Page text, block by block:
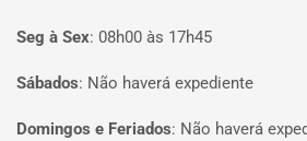
Seg à Sex: 08h00 às 17h45
Sábados: Não haverá expediente
Domingos e Feriados: Não haverá